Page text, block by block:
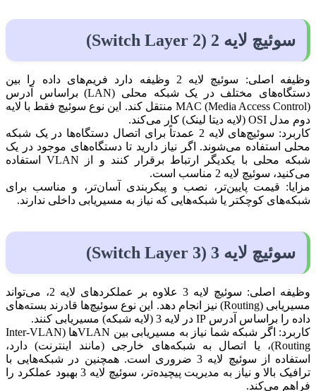
سوئیچ لایه 2 (Switch Layer 2)
وظیفه اصلی: سوئیچ لایه 2 وظیفه دارد فریم‌های داده را بین
دستگاه‌های مختلف در یک شبکه محلی (LAN) براساس آدرس
MAC (Media Access Control) منتقل کند. این نوع سوئیچ فقط با لایه
دوم مدل OSI (لایه دیتا لینک) کار می‌کند.
کاربرد: سوئیچ‌های لایه 2 عمدتاً برای اتصال دستگاه‌ها در یک شبکه
محلی استفاده می‌شوند. اگر نیاز دارید تا دستگاه‌های موجود در یک
شبکه محلی با یکدیگر ارتباط برقرار کنند و از VLAN استفاده
می‌کنید، سوئیچ لایه 2 مناسب است.
مزایا: قیمت پایین‌تر، نصب و پیکربندی آسان‌تر، و مناسب برای
شبکه‌های کوچکتر یا شبکه‌هایی که نیاز به مسیریابی داخلی ندارند.
سوئیچ لایه 3 (Switch Layer 3)
وظیفه اصلی: سوئیچ لایه 3 علاوه بر عملکردهای لایه 2، می‌تواند
مسیریابی (Routing) نیز انجام دهد. این نوع سوئیچ‌ها قادرند بسته‌های
داده را براساس آدرس IP در لایه 3 (لایه شبکه) مسیریابی کنند.
کاربرد: اگر شبکه شما نیاز به مسیریابی بین VLAN‌ها (Inter-VLAN
Routing)، یا اتصال به شبکه‌های خارجی (مانند اینترنت) دارد،
استفاده از سوئیچ لایه 3 ضروری است. همچنین در شبکه‌هایی با
ترافیک بالا و نیاز به مدیریت پیچیده‌تر، سوئیچ لایه 3 بهبود عملکرد را
فراهم می‌کند.